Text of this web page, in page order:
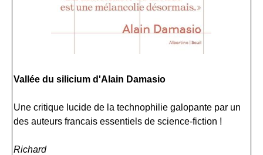
Vallée du silicium d'Alain Damasio
Une critique lucide de la technophilie galopante par un
des auteurs francais essentiels de science-fiction !
Richard